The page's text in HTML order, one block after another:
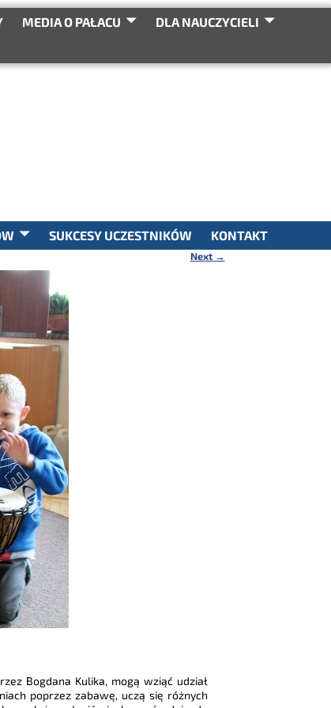
MEDIA O PAŁACU
DLA NAUCZYCIELI
SEARCH
SUKCESY UCZESTNIKÓW KONTAKT
Next →
Bogdana Kulika, mogą wziąć udział
poprzez zabawę, uczą się różnych